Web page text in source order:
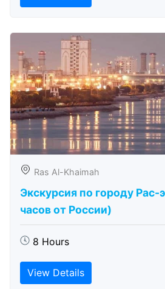
Ras Al-Khaimah
Экскурсия по городу
часов от России)
8 Hours
View Details